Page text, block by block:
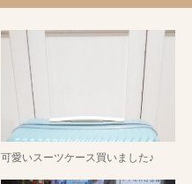
可愛いスーツケース買いました♪